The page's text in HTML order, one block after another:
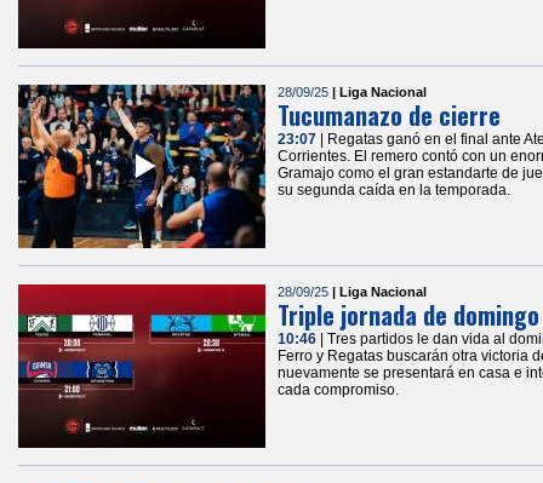
28/09/25 | Liga Nacional
Tucumanazo de cierre
23:07
| Regatas ganó en el final ante
Corrientes. El remero contó con un
Gramajo como el gran estandarte de
su segunda caída en la temporada.
28/09/25 | Liga Nacional
Triple jornada de domingo
10:46
| Tres partidos le dan vida al
Ferro y Regatas buscarán otra victoria
nuevamente se presentará en casa e
cada compromiso.